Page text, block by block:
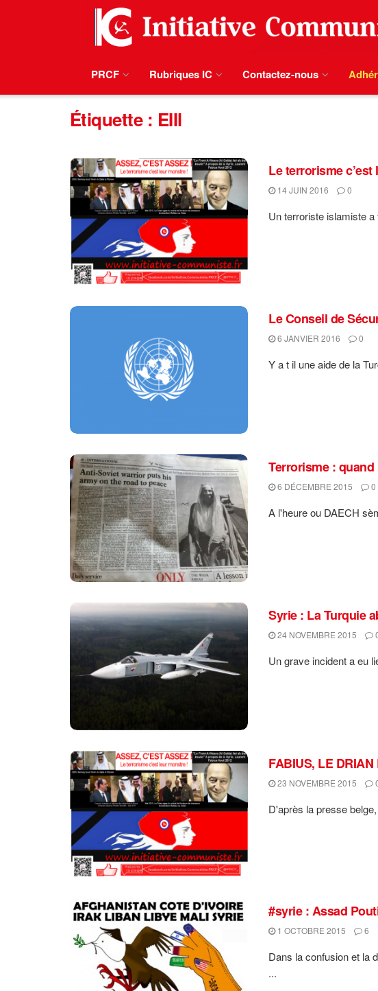
PRCF Rubriques IC Contactez-nous
Étiquette : EIIl
Le terrorisme
14 JUIN 2016 0
Un terroriste islamiste
Le Conseil de
6 JANVIER 2016 0
Y a t il une aide de la
Terrorisme :
6 DÉCEMBRE 2015 0
A l'heure ou DAECH
Syrie : La Turquie
24 NOVEMBRE 2015
Un grave incident a eu
FABIUS, LE
23 NOVEMBRE 2015
D'après la presse
#syrie : Assad
1 OCTOBRE 2015 6
Dans la confusion et la
...